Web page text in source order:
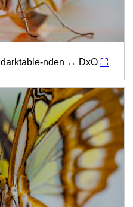
darktable-nden ↔ DxO ⛶